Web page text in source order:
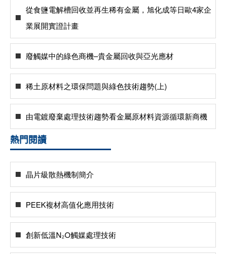
從食鹽電解槽回收並再生稀有金屬，旭化成等日歐4家企
業展開實證計畫
廢觸媒中的綠色商機–貴金屬回收與亞光應材
稀土原材料之環保問題與綠色技術趨勢(上)
由電鍍廢棄處理技術趨勢看金屬原材料資源循環新商機
熱門閱讀
晶片級散熱機制簡介
PEEK複材高值化應用技術
創新低溫N₂O觸媒處理技術